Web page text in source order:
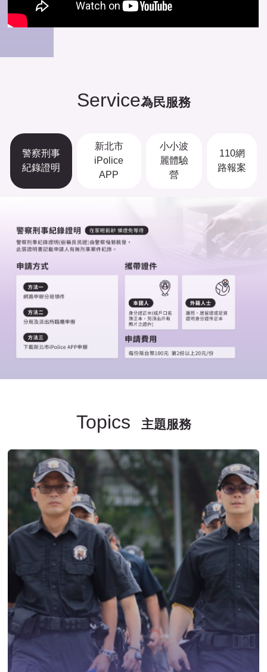
Service為民服務
警察刑事
紀錄證明
新北市
iPolice
APP
小小波
麗體驗
營
110網
路報案
Topics 主題服務